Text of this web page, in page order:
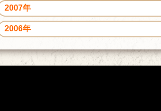
2007年
2006年